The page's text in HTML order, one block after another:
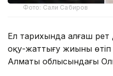
Фото: Сали Сабиров
Ел тарихында алғаш
оқу-жаттығу жиыны өтіп
Алматы облысындағы